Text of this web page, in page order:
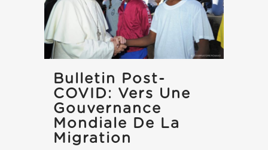
Bulletin Post-
COVID: Vers Une
Gouvernance
Mondiale De La
Migration